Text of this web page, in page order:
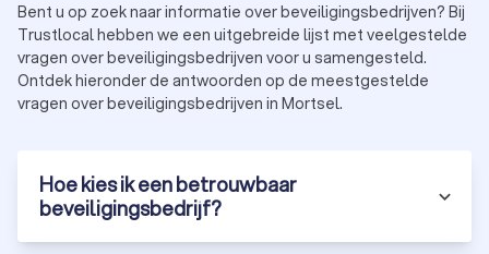
Bent u op zoek naar informatie over beveiligingsbedrijven? Bij
Trustlocal hebben we een uitgebreide lijst met veelgestelde
vragen over beveiligingsbedrijven voor u samengesteld.
Ontdek hieronder de antwoorden op de meestgestelde
vragen over beveiligingsbedrijven in Mortsel.
Hoe kies ik een betrouwbaar
beveiligingsbedrijf?